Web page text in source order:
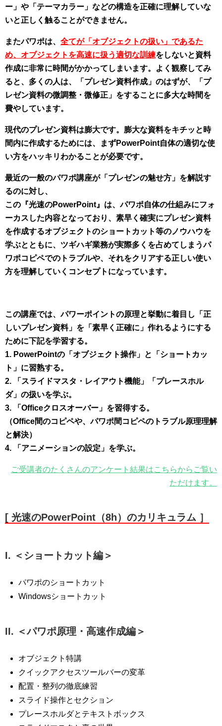
ー」や「テーマカラー」などの構造を正確に理解していな
いと正しく触ることができません。
またパワポは、 全てが「オブジェクトの扱い」であるた
め、オブジェクトを高速に扱う適切な訓練をしないと資料
作成に非常に時間がかかってしまいます。よく観察してみ
ると、多くの人は、「プレゼン資料作成」のはずが、「プ
レゼン資料の微調整・微修正」をすることに多大な時間を
費やしています。
現代のプレゼン資料は膨大です。膨大な資料をキチッと時
間内に作成するためには、まずPowerPoint自体の適切な使
い方をハッキリわかることが必要です。
最近の一般のパワポ講座が「プレゼンの魅せ方」を解説す
るのに対し、
この『光速のPowerPoint』は、パワポ自体の仕組みにフォ
ーカスした内容となっており、素早く確実にプレゼン資料
を作成するオブジェクトのショートカット等のノウハウを
学ぶとともに、 ツギハギ業務が実際多くを占めてしまうパ
ワポコピペでのトラブルや、それをクリアする正しい使い
方を理解していくコンセプトになっています。
この講座では、パワーポイントの原理と挙動に着目し
「正
しいプレゼン資料」を「素早く正確に」作れるようにする
ために下記を学習する。
1. PowerPointの「オブジェクト操作」と「ショートカッ
ト」に習熟する。
2. 「スライドマスタ・レイアウト機能」「プレースホル
ダ」の扱いを学ぶ。
3. 「Officeクロスオーバー」を習得する。
（Office間のコピペや、パワポ間コピペのトラブル原理理解
と解決）
4. 「アニメーションの設定」を学ぶ。
ご受講者のたくさんのアンケート結果はこちらからご覧い
ただけます。
[ 光速のPowerPoint（8h）のカリキュラム ］
I. ＜ショートカット編＞
パワポのショートカット
Windowsショートカット
II. ＜パワポ原理・⾼速作成編＞
オブジェクト特講
クイックアクセスツールバーの変革
配置・整列の徹底練習
スライド操作とセクション
プレースホルダとテキストボックス